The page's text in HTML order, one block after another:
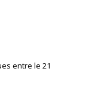
entre le 21